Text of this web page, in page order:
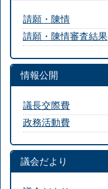
請願・陳情
請願・陳情審査結果
情報公開
議長交際費
政務活動費
議会だより